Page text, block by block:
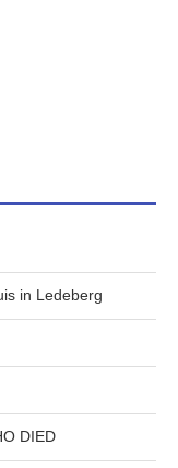
in Ledeberg
DIED